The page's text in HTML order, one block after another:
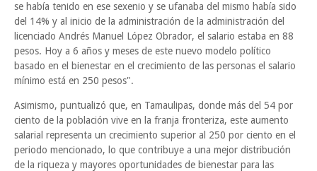
se había tenido en ese sexenio y se ufanaba del mismo había sido
del 14% y al inicio de la administración de la administración del
licenciado Andrés Manuel López Obrador, el salario estaba en 88
pesos. Hoy a 6 años y meses de este nuevo modelo político
basado en el bienestar en el crecimiento de las personas el salario
mínimo está en 250 pesos".
Asimismo, puntualizó que, en Tamaulipas, donde más del 54 por
ciento de la población vive en la franja fronteriza, este aumento
salarial representa un crecimiento superior al 250 por ciento en el
periodo mencionado, lo que contribuye a una mejor distribución
de la riqueza y mayores oportunidades de bienestar para las